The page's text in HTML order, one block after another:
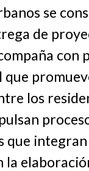
se
de
con
que
los
que integran
la